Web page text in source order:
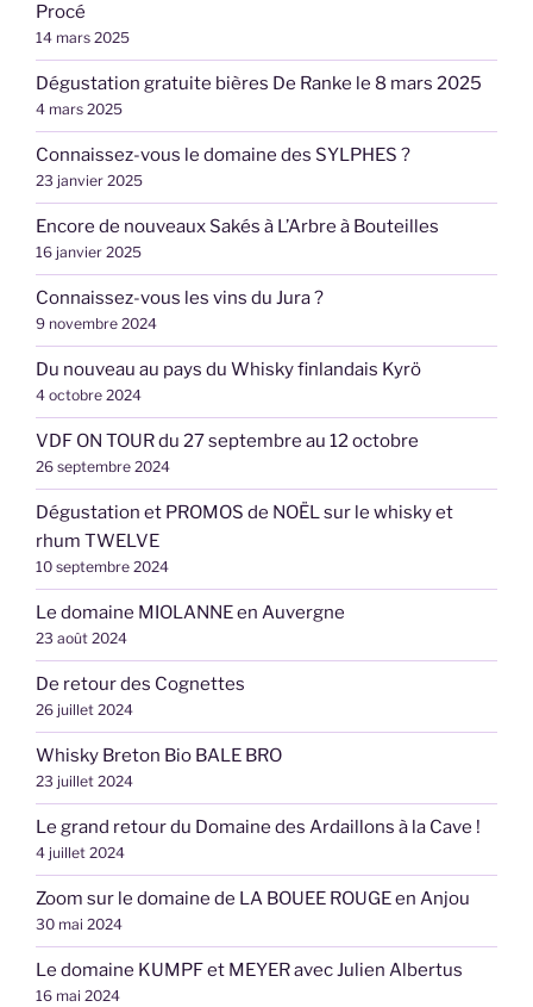
Procé
14 mars 2025
Dégustation gratuite bières De Ranke le 8 mars 2025
4 mars 2025
Connaissez-vous le domaine des SYLPHES ?
23 janvier 2025
Encore de nouveaux Sakés à L’Arbre à Bouteilles
16 janvier 2025
Connaissez-vous les vins du Jura ?
9 novembre 2024
Du nouveau au pays du Whisky finlandais Kyrö
4 octobre 2024
VDF ON TOUR du 27 septembre au 12 octobre
26 septembre 2024
Dégustation et PROMOS de NOËL sur le whisky et
rhum TWELVE
10 septembre 2024
Le domaine MIOLANNE en Auvergne
23 août 2024
De retour des Cognettes
26 juillet 2024
Whisky Breton Bio BALE BRO
23 juillet 2024
Le grand retour du Domaine des Ardaillons à la Cave !
4 juillet 2024
Zoom sur le domaine de LA BOUEE ROUGE en Anjou
30 mai 2024
Le domaine KUMPF et MEYER avec Julien Albertus
16 mai 2024